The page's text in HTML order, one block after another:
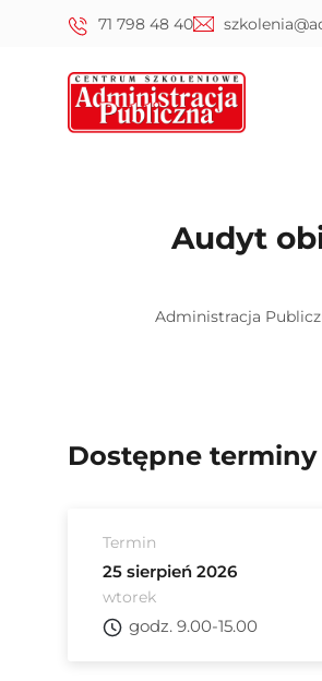
71 798 48 40
Audyt
Administracja
Dostępne terminy
Termin
25 sierpień 2026
wtorek
godz. 9.00-15.00